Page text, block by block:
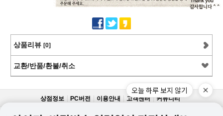
상품리뷰 [0]
교환/반품/환불/취소
상점정보 PC버전 이용안내 고객센터 커뮤니티
오늘 하루 보지 않기